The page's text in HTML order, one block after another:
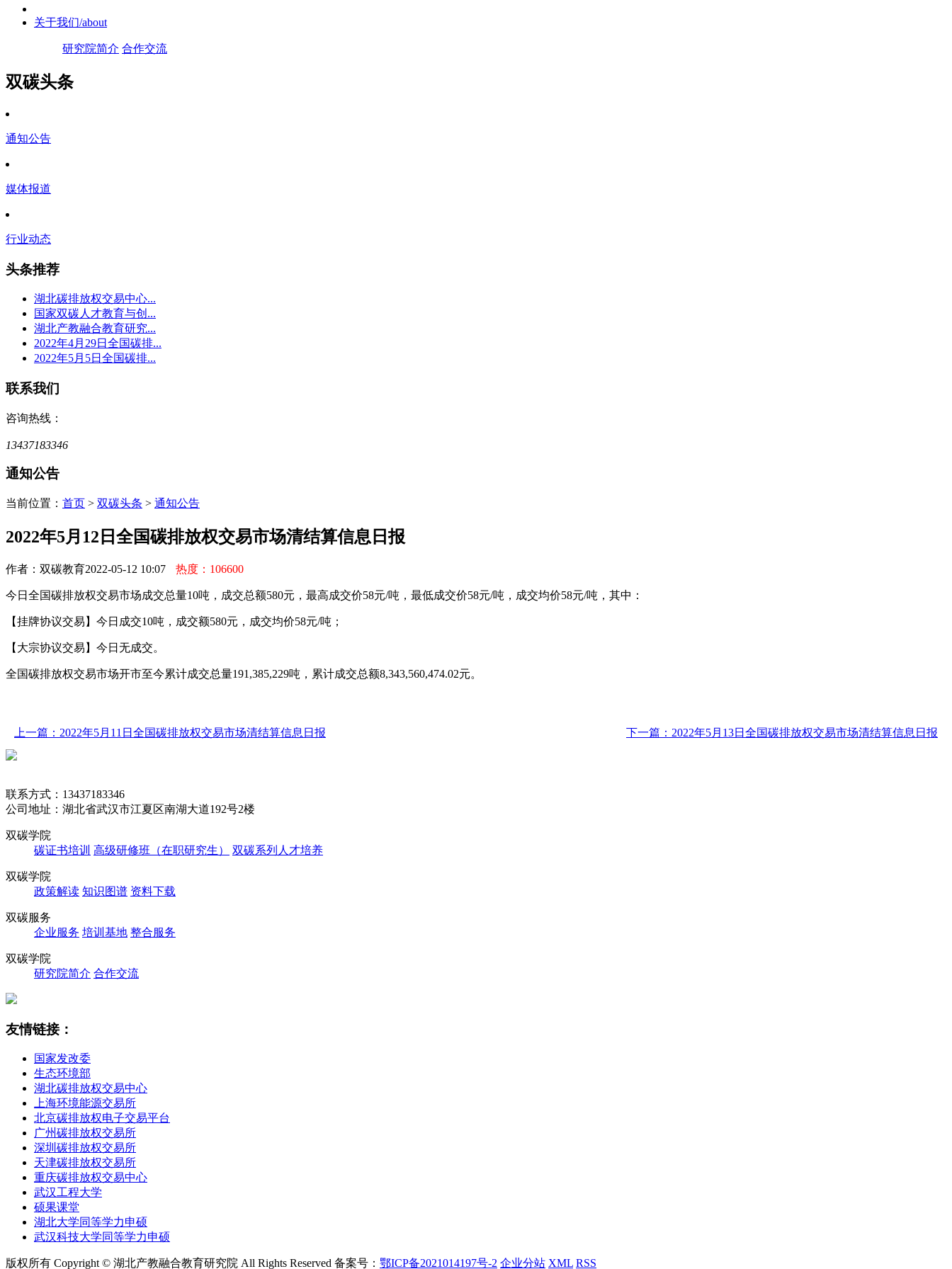
关于我们/about
研究院简介 合作交流
双碳头条
通知公告
媒体报道
行业动态
头条推荐
湖北碳排放权交易中心...
国家双碳人才教育与创...
湖北产教融合教育研究...
2022年4月29日全国碳排...
2022年5月5日全国碳排...
联系我们
咨询热线：
13437183346
通知公告
当前位置： 首页 > 双碳头条 > 通知公告
2022年5月12日全国碳排放权交易市场清结算信息日报
作者：双碳教育2022-05-12 10:07 热度：106600
今日全国碳排放权交易市场成交总量10吨，成交总额580元，最高成交价58元/吨，最低成交价58元/吨，成交均价58元/吨，其中：
【挂牌协议交易】今日成交10吨，成交额580元，成交均价58元/吨；
【大宗协议交易】今日无成交。
全国碳排放权交易市场开市至今累计成交总量191,385,229吨，累计成交总额8,343,560,474.02元。
上一篇：2022年5月11日全国碳排放权交易市场清结算信息日报 下一篇：2022年5月13日全国碳排放权交易市场清结算信息日报
联系方式：13437183346
公司地址：湖北省武汉市江夏区南湖大道192号2楼
双碳学院
碳证书培训 高级研修班（在职研究生） 双碳系列人才培养
双碳学院
政策解读 知识图谱 资料下载
双碳服务
企业服务 培训基地 整合服务
双碳学院
研究院简介 合作交流
友情链接：
国家发改委
生态环境部
湖北碳排放权交易中心
上海环境能源交易所
北京碳排放权电子交易平台
广州碳排放权交易所
深圳碳排放权交易所
天津碳排放权交易所
重庆碳排放权交易中心
武汉工程大学
硕果课堂
湖北大学同等学力申硕
武汉科技大学同等学力申硕
版权所有 Copyright © 湖北产教融合教育研究院 All Rights Reserved 备案号： 鄂ICP备2021014197号-2 企业分站 XML RSS